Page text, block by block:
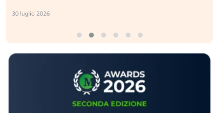
30 luglio 2026